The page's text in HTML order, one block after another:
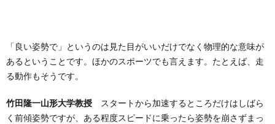
「良い姿勢で」というのは見た目がいいだけでなく物理的な意味が
あるということです。ほかのスポーツでも言えます。たとえば、走
る動作もそうです。
竹田隆一山形大学教授 スタートから加速するところだけはしばら
く前傾姿勢ですが、ある程度スピードに乗ったら姿勢を崩さずまっ